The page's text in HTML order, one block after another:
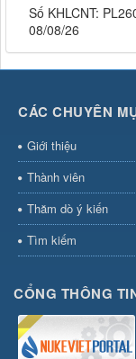
Số KHLCNT:
08/08/26
CÁC CHUYÊN
Giới thiệu
Thành viên
Thăm dò ý kiến
Tìm kiếm
CỔNG THÔNG